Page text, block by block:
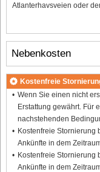
Atlanterhavsveien oder
Nebenkosten
Kostenfreie
Wenn Sie einen nicht
Erstattung gewährt. Für
nachstehenden
Kostenfreie Stornierung
Ankünfte in dem
Kostenfreie Stornierung
Ankünfte in dem